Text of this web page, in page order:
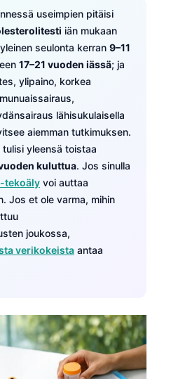
useimpien pitäisi
iän mukaan
seulonta kerran 9–11
17–21 vuoden iässä; ja
ylipaino, korkea
lähisukulaisella
aiemman tutkimuksen.
yleensä toistaa
kuluttua. Jos sinulla
tekoäly voi auttaa
Jos et ole varma, mihin
joukossa,
verikokeista antaa